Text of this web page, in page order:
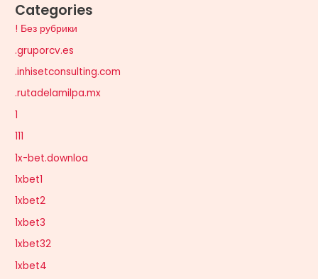
Categories
! Без рубрики
.gruporcv.es
.inhisetconsulting.com
.rutadelamilpa.mx
1
111
1x-bet.downloa
1xbet1
1xbet2
1xbet3
1xbet32
1xbet4